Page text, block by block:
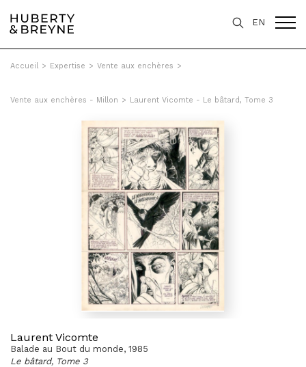
EN
Accueil > Expertise > Vente aux enchères >
Vente aux enchères - Millon > Laurent Vicomte - Le bâtard, Tome 3
Laurent Vicomte
Balade au Bout du monde, 1985
Le bâtard, Tome 3